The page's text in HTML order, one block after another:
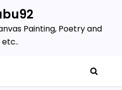
Painting, Poetry and
etc..